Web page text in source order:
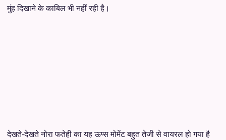
मुंह दिखाने के काबिल भी नहीं रही है।
देखते-देखते नोरा फतेही का यह ऊप्स मोमेंट बहुत तेजी से वायरल हो गया है